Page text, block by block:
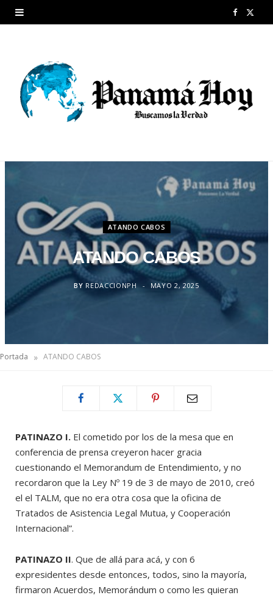
F
b
k e
)
ATANDO CABOS
ATANDO CABOS
BY REDACCIONPH MAYO 2, 2025
Portada » ATANDO CABOS
PATINAZO I. El cometido por los de la mesa que en
conferencia de prensa creyeron hacer gracia
cuestionando el Memorandum de Entendimiento, y no
recordaron que la Ley Nº 19 de 3 de mayo de 2010, creó
el el TALM, que no era otra cosa que la oficina de
Tratados de Asistencia Legal Mutua, y Cooperación
Internacional”.
PATINAZO II. Que de allá para acá, y con 6
expresidentes desde entonces, todos, sino la mayoría,
firmaron Acuerdos, Memorándum o como les quieran